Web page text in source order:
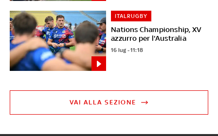
Nations Championship, XV
azzurro per l'Australia
ITALRUGBY
16 lug - 11:18
VAI ALLA SEZIONE